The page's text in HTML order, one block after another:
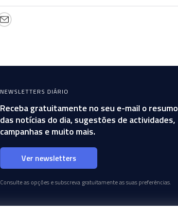
NEWSLETTERS DIÁRIO
Receba gratuitamente no seu e-mail o resumo
das notícias do dia, sugestões de actividades,
campanhas e muito mais.
Ver newsletters
Consulte as opções e subscreva gratuitamente as suas preferências.